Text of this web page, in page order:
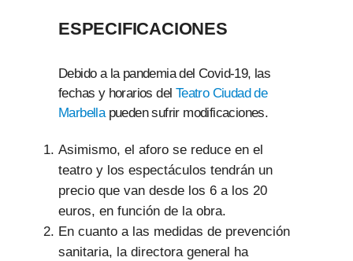
ESPECIFICACIONES
Debido a la pandemia del Covid-19, las
fechas y horarios del Teatro Ciudad de
Marbellapueden sufrir modificaciones.
Asimismo, el aforo se reduce en el
teatro y los espectáculos tendrán un
precio que van desde los 6 a los 20
euros, en función de la obra.
En cuanto a las medidas de prevención
sanitaria, la directora general ha